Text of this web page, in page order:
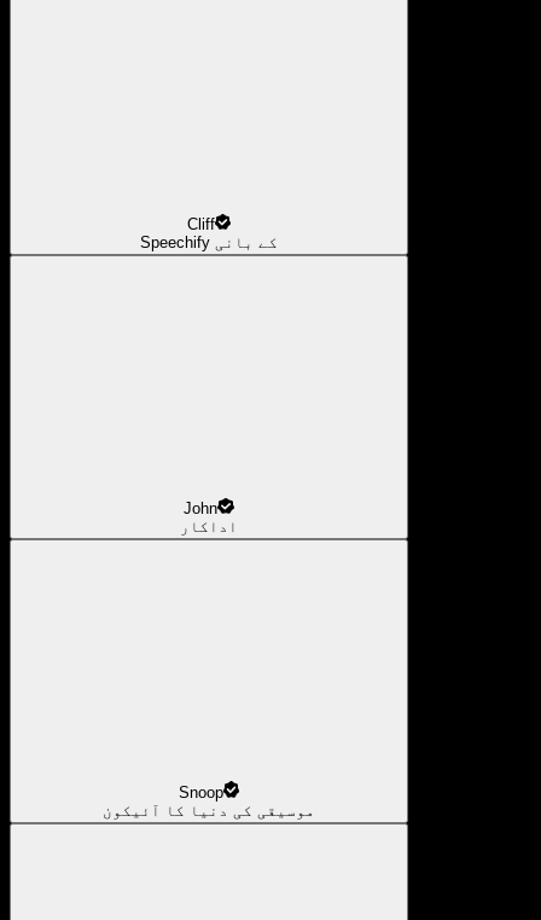
Cliff
Speechify کے بانی
John
اداکار
Snoop
موسیقی کی دنیا کا آئیکون